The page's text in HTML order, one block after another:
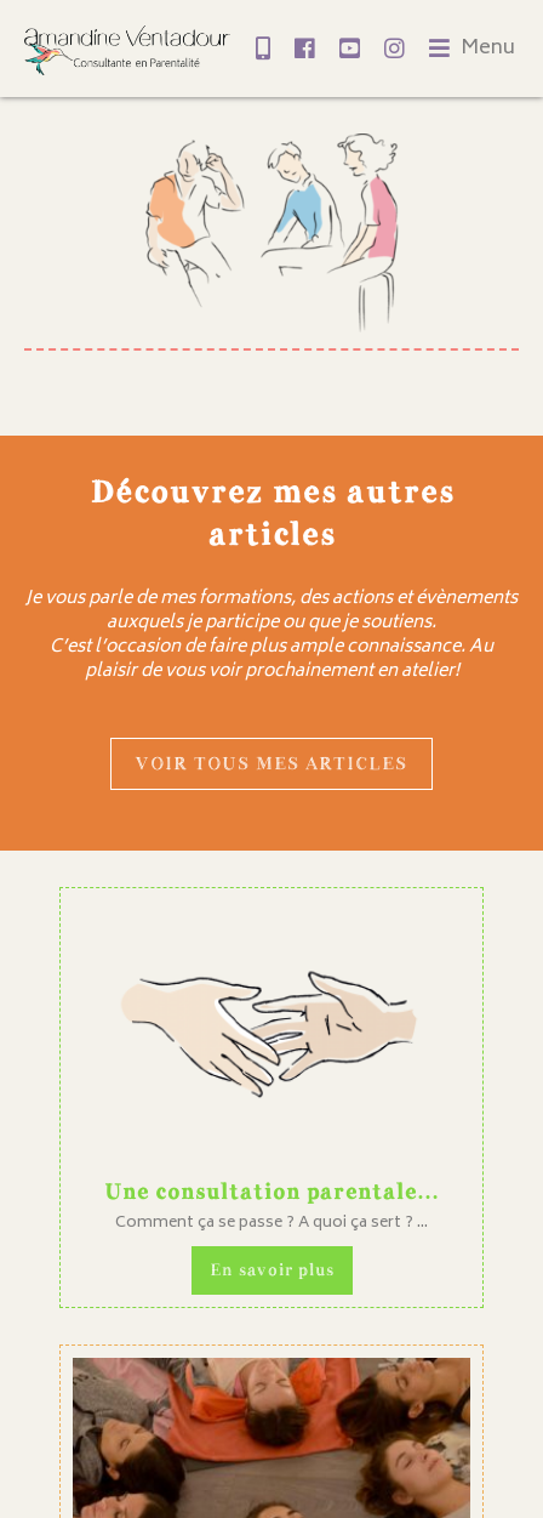
Menu
Découvrez mes autres
articles
Je vous parle de mes formations, des actions et évènements
auxquels je participe ou que je soutiens.
C’est l’occasion de faire plus ample connaissance. Au
plaisir de vous voir prochainement en atelier!
VOIR TOUS MES ARTICLES
Une consultation parentale…
Comment ça se passe ? A quoi ça sert ? ...
En savoir plus